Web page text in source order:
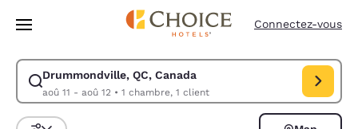
Passer à Contenu Principal
Connectez-vous
Drummondville, QC, Canada
aoû 11 - aoû 12• 1 chambre, 1 client
Modifiez la recherche pour Drummondville, QC, Canada. Date